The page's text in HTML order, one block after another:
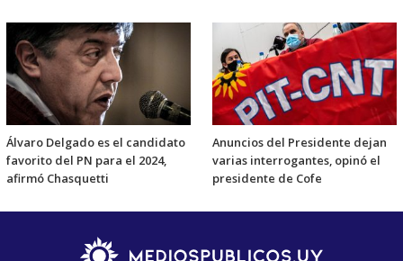
Álvaro Delgado es el candidato
favorito del PN para el 2024,
afirmó Chasquetti
Anuncios del Presidente dejan
varias interrogantes, opinó el
presidente de Cofe